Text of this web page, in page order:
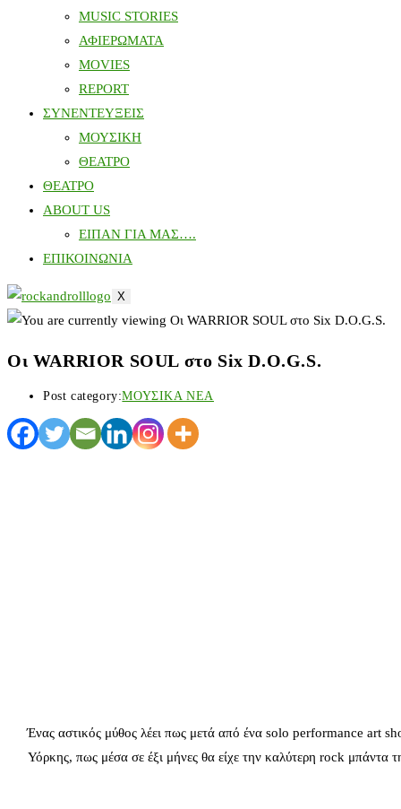
MUSIC STORIES
ΑΦΙΕΡΩΜΑΤΑ
MOVIES
REPORT
ΣΥΝΕΝΤΕΥΞΕΙΣ
ΜΟΥΣΙΚΗ
ΘΕΑΤΡΟ
ΘΕΑΤΡΟ
ABOUT US
ΕΙΠΑΝ ΓΙΑ ΜΑΣ….
ΕΠΙΚΟΙΝΩΝΙΑ
X
Οι WARRIOR SOUL στο Six D.O.G.S.
Post category:ΜΟΥΣΙΚΑ ΝΕΑ
Ένας αστικός μύθος λέει πως μετά από ένα solo performance art
Υόρκης, πως μέσα σε έξι μήνες θα είχε την καλύτερη rock